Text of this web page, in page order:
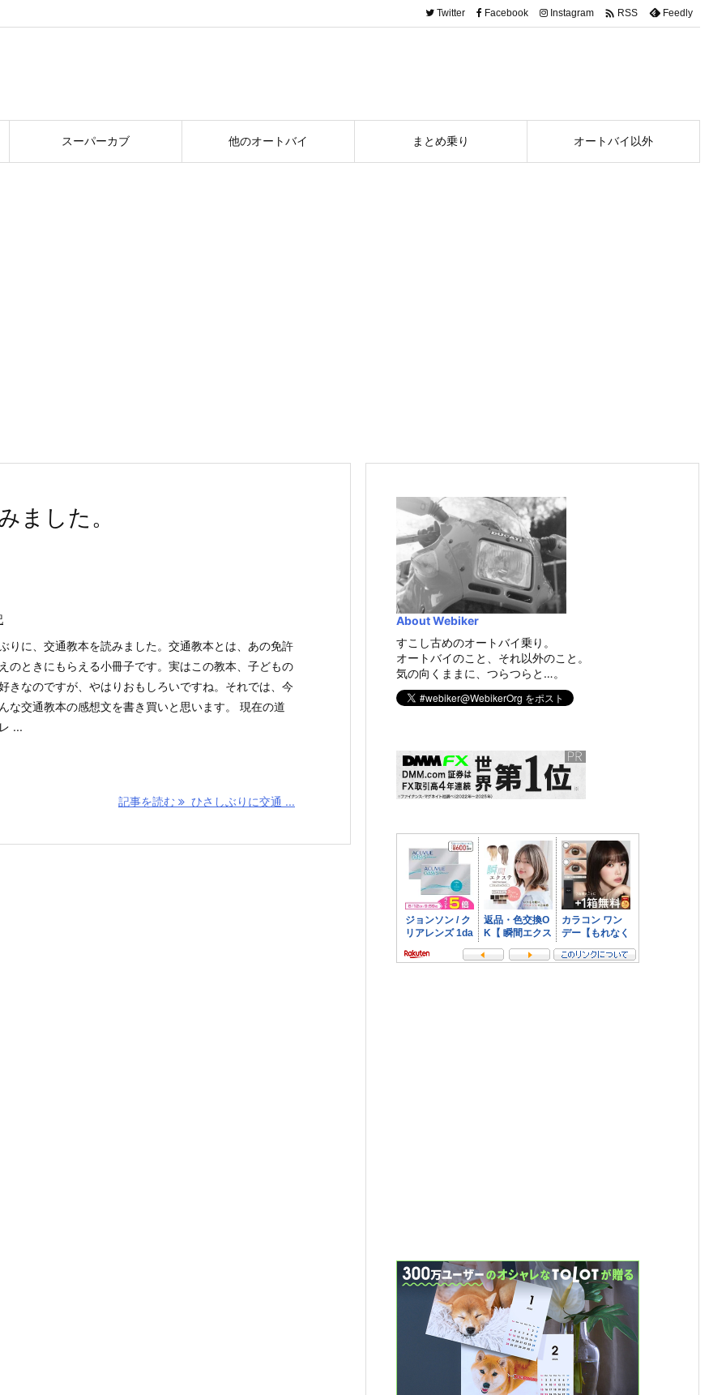
スーパーカブ 他のオートバイ まとめ乗り オートバイ以外
Twitter Facebook Instagram  RSS Feedly
ました。
りに、交通教本を読みました。交通教本とは、あの免許
のときにもらえる小冊子です。実はこの教本、子どもの
きなのですが、やはりおもしろいですね。それでは、今
な交通教本の感想文を書き買いと思います。 現在の道
...
記事を読む ひさしぶりに交通 ...
About Webiker
すこし古めのオートバイ乗り。
オートバイのこと、それ以外のこと。
気の向くままに、つらつらと…。